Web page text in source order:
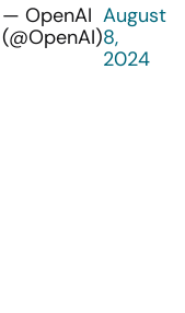
— OpenAI
(@OpenAI)
August
8,
2024